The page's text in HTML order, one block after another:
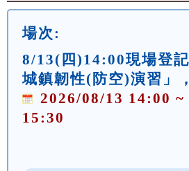
場次:
8/13(四)14:00現場登
城鎮韌性(防空)演習」
2026/08/13 14:00 ~
15:30